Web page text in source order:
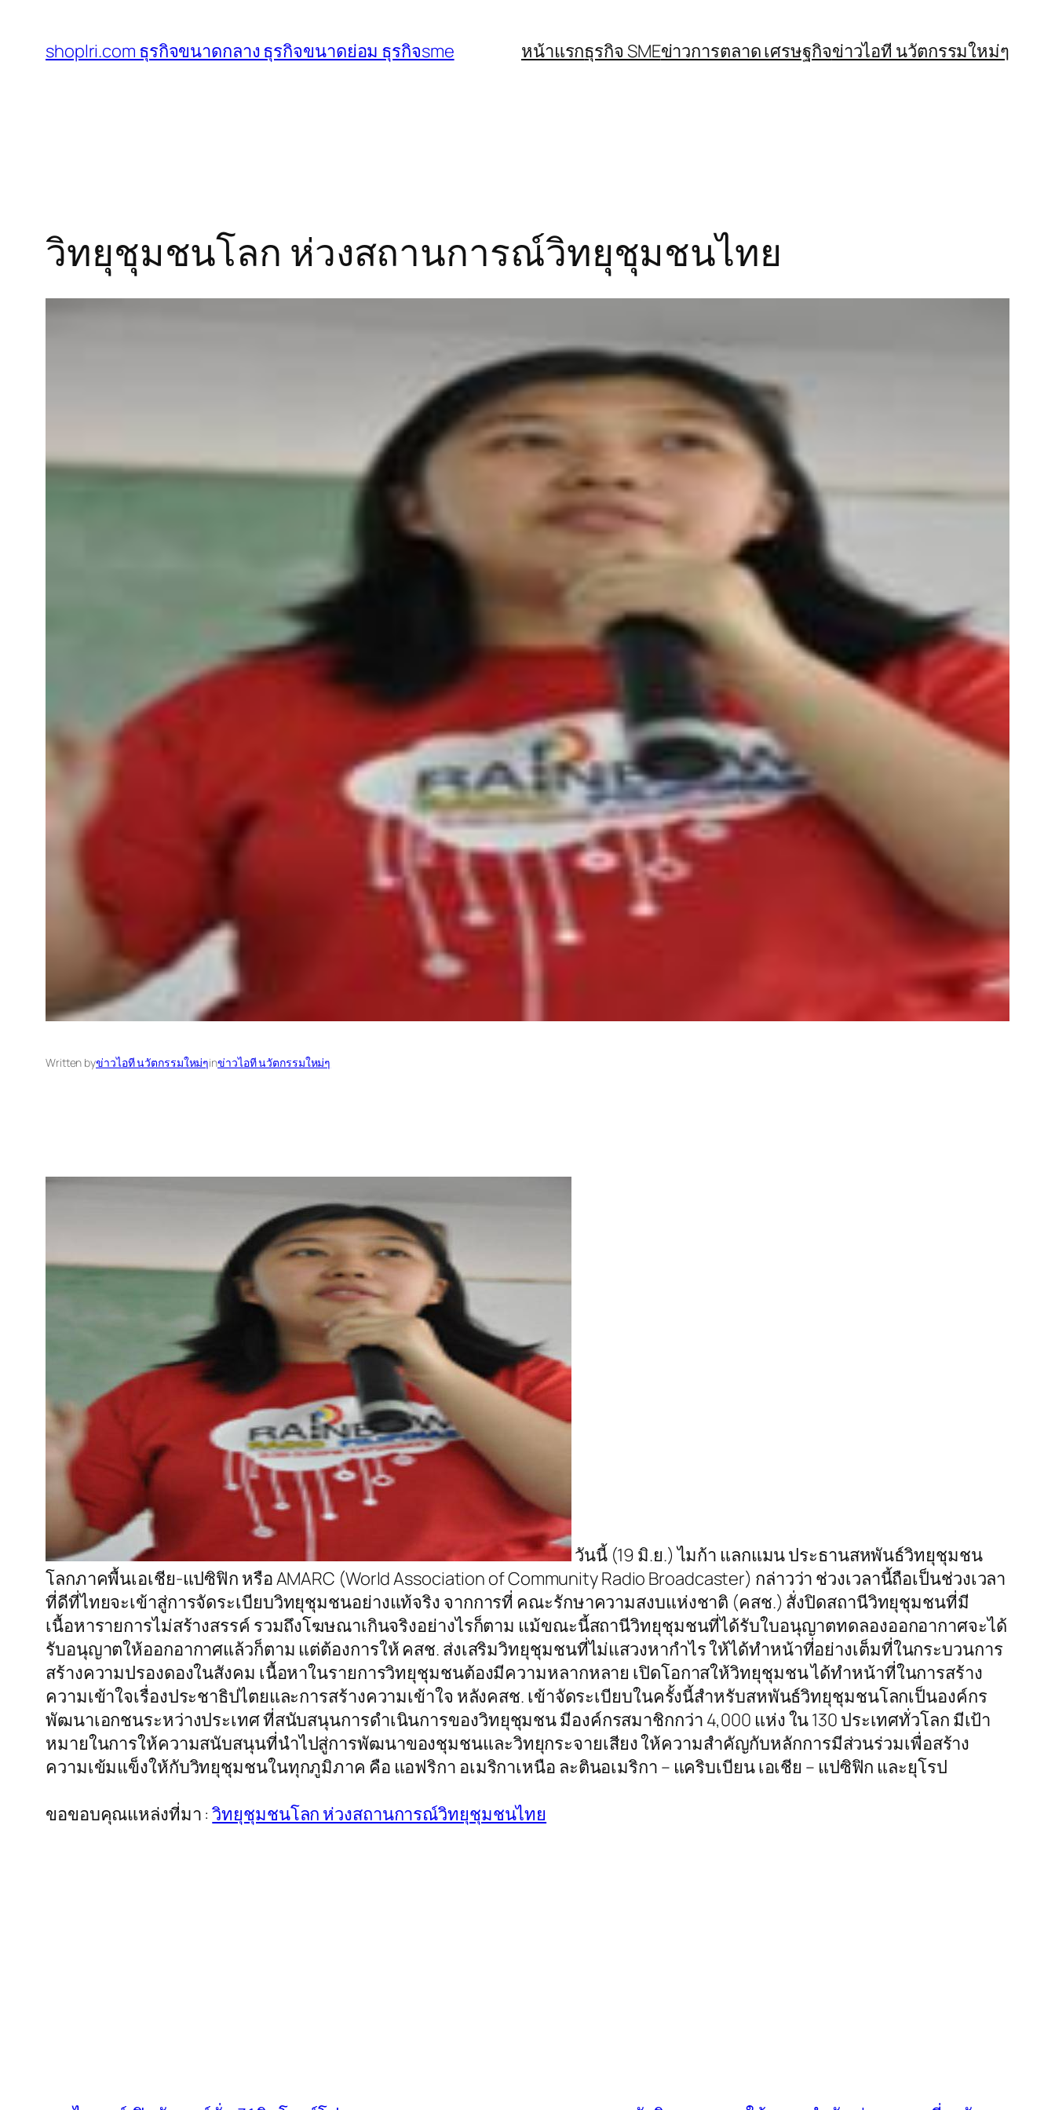
shoplri.com ธุรกิจขนาดกลาง ธุรกิจขนาดย่อม ธุรกิจsme หน้าแรกธุรกิจ SMEข่าวการตลาด เศรษฐกิจข่าวไอที นวัตกรรมใหม่ๆ
วิทยุชุมชนโลก ห่วงสถานการณ์วิทยุชุมชนไทย
Written byข่าวไอที นวัตกรรมใหม่ๆinข่าวไอที นวัตกรรมใหม่ๆ
วันนี้ (19 มิ.ย.) ไมก้า แลกแมน ประธานสหพันธ์วิทยุชุมชน
โลกภาคพื้นเอเชีย-แปซิฟิก หรือ AMARC (World Association of Community Radio Broadcaster) กล่าวว่า ช่วงเวลานี้ถือเป็นช่วงเวลา
ที่ดีที่ไทยจะเข้าสู่การจัดระเบียบวิทยุชุมชนอย่างแท้จริง จากการที่ คณะรักษาความสงบแห่งชาติ (คสช.) สั่งปิดสถานีวิทยุชุมชนที่มี
เนื้อหารายการไม่สร้างสรรค์ รวมถึงโฆษณาเกินจริงอย่างไรก็ตาม แม้ขณะนี้สถานีวิทยุชุมชนที่ได้รับใบอนุญาตทดลองออกอากาศจะได้
รับอนุญาตให้ออกอากาศแล้วก็ตาม แต่ต้องการให้ คสช. ส่งเสริมวิทยุชุมชนที่ไม่แสวงหากำไร ให้ได้ทำหน้าที่อย่างเต็มที่ในกระบวนการ
สร้างความปรองดองในสังคม เนื้อหาในรายการวิทยุชุมชนต้องมีความหลากหลาย เปิดโอกาสให้วิทยุชุมชน ได้ทำหน้าที่ในการสร้าง
ความเข้าใจเรื่องประชาธิปไตยและการสร้างความเข้าใจ หลังคสช. เข้าจัดระเบียบในครั้งนี้สำหรับสหพันธ์วิทยุชุมชนโลกเป็นองค์กร
พัฒนาเอกชนระหว่างประเทศ ที่สนับสนุนการดำเนินการของวิทยุชุมชน มีองค์กรสมาชิกกว่า 4,000 แห่ง ใน 130 ประเทศทั่วโลก มีเป้า
หมายในการให้ความสนับสนุนที่นำไปสู่การพัฒนาของชุมชนและวิทยุกระจายเสียง ให้ความสำคัญกับหลักการมีส่วนร่วมเพื่อสร้าง
ความเข้มแข็งให้กับวิทยุชุมชนในทุกภูมิภาค คือ แอฟริกา อเมริกาเหนือ ละตินอเมริกา – แคริบเบียน เอเชีย – แปซิฟิก และยุโรป
ขอขอบคุณแหล่งที่มา :วิทยุชุมชนโลก ห่วงสถานการณ์วิทยุชุมชนไทย